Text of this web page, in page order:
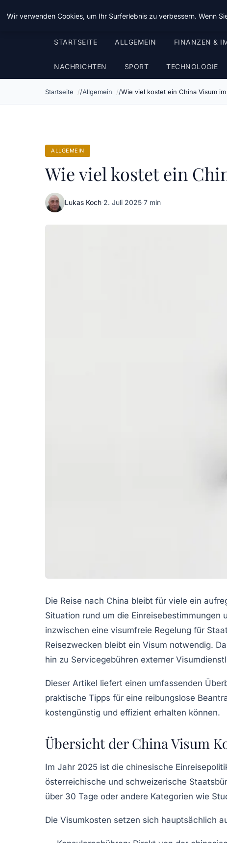
Chinavisum24
STARTSEITE ALLGEMEIN FINANZEN &
NACHRICHTEN SPORT TECHNOLOGIE
Startseite Allgemein Wie viel kostet ein China Visum
ALLGEMEIN
Wie viel kostet ein
Lukas Koch·2. Juli 2025·7 min
Die Reise nach China bleibt für viele ein
Situation rund um die Einreisebestimmungen
inzwischen eine visumfreie Regelung für
Reisezwecken bleibt ein Visum notwendig.
hin zu Servicegebühren externer
Dieser Artikel liefert einen umfassenden
praktische Tipps für eine reibungslose
kostengünstig und effizient erhalten können.
Übersicht der China Visum
Im Jahr 2025 ist die chinesische
österreichische und schweizerische
über 30 Tage oder andere Kategorien wie
Die Visumkosten setzen sich hauptsächlich
Wir verwenden Cookies, um Ihr Surferlebnis zu verbessern. Wenn